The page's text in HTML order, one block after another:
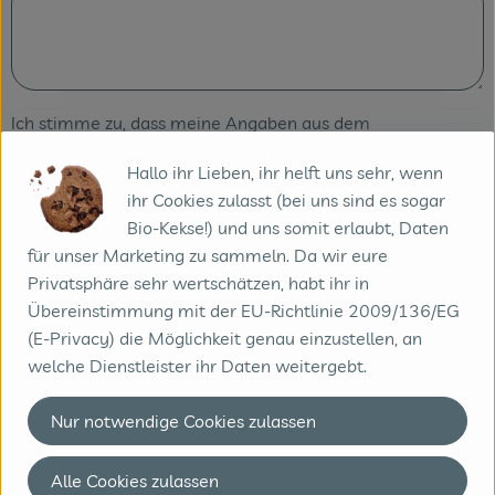
Ich stimme zu, dass meine Angaben aus dem
erhoben und verarbeitet werden. Die Daten werden nach
abgeschlossener Bearbeitung Ihrer Anfrage gelöscht.
Hinweis: Sie können Ihre Einwilligung jederzeit für die
Zukunft per E-Mail an info@biobote-emsland.de
widerrufen. Detaillierte Informationen zum Umgang mit
Nutzerdaten finden Sie in unserer Datenschutzerklärung.
Ich bin damit einverstanden. *
Absenden
Hallo ihr Lieben, ihr helft uns sehr, wenn
ihr Cookies zulasst (bei uns sind es sogar
Bio-Kekse!) und uns somit erlaubt, Daten
für unser Marketing zu sammeln. Da wir eure
Privatsphäre sehr wertschätzen, habt ihr in
Übereinstimmung mit der EU-Richtlinie 2009/136/EG
(E-Privacy) die Möglichkeit genau einzustellen, an
welche Dienstleister ihr Daten weitergebt.
Nur notwendige Cookies zulassen
Alle Cookies zulassen